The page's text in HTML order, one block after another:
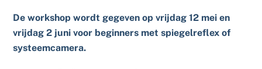
De workshop wordt gegeven op vrijdag 12 mei en
vrijdag 2 juni voor beginners met spiegelreflex of
systeemcamera.